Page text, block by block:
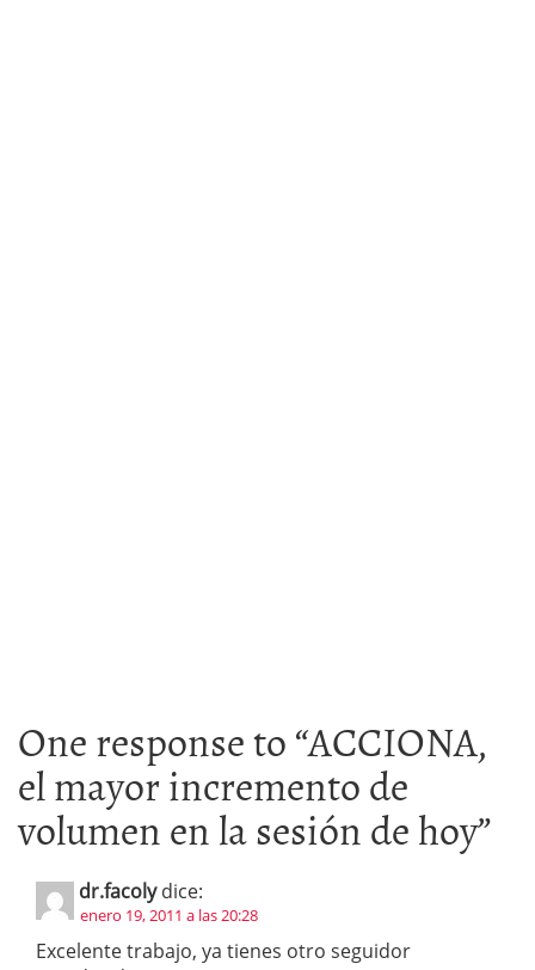
One response to “ACCIONA,
el mayor incremento de
volumen en la sesión de hoy”
dr.facoly dice:
enero 19, 2011 a las 20:28
Excelente trabajo, ya tienes otro seguidor